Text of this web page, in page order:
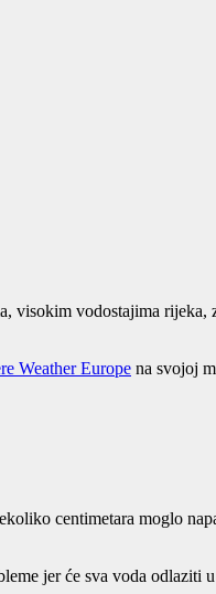
visokim vodostajima rijeka,
Weather Europe na svojoj
centimetara moglo
jer će sva voda odlaziti